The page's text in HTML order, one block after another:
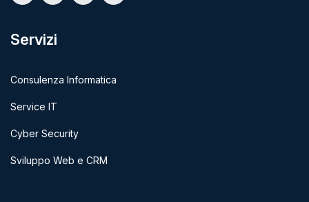
Servizi
Consulenza Informatica
Service IT
Cyber Security
Sviluppo Web e CRM